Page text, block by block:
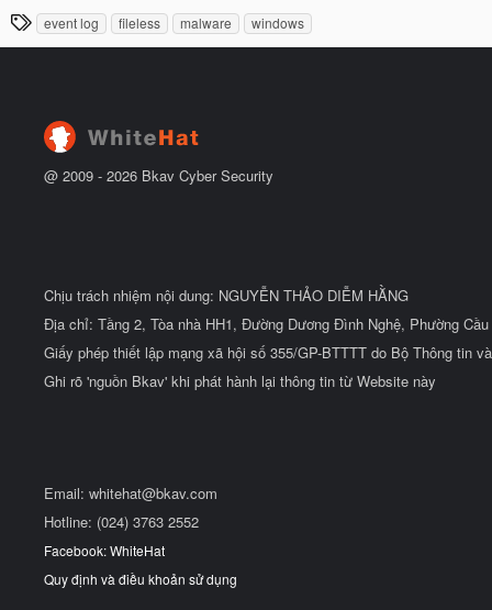
đ
ầ
u
y
u
T
h
event log fileless malware windows
@ 2009 - 2026 Bkav Cyber Security
Chịu trách nhiệm nội dung: NGUYỄN THẢO DIỄM HẰNG
Địa chỉ: Tầng 2, Tòa nhà HH1, Đường Dương Đình Nghệ, Phường
Giấy phép thiết lập mạng xã hội số 355/GP-BTTTT do Bộ Thông tin
Ghi rõ 'nguồn Bkav' khi phát hành lại thông tin từ Website này
Email: whitehat@bkav.com
Hotline: (024) 3763 2552
Facebook: WhiteHat
Quy định và điều khoản sử dụng